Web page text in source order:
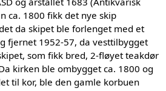
ca. 1800 fikk det nye skip
da skipet ble forlenget med et
fjernet 1952-57, da vesttilbygget
som fikk bred, 2-fløyet teakdør
kirken ble ombygget ca. 1800 og
til kor, ble den gamle korbuen